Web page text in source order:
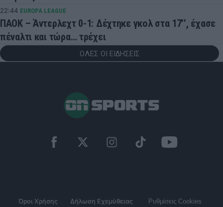
22:44 EUROPA LEAGUE
ΠΑΟΚ – Άντερλεχτ 0-1: Δέχτηκε γκολ στα 17’’, έχασε
πέναλτι και τώρα… τρέχει
ΟΛΕΣ ΟΙ ΕΙΔΗΣΕΙΣ
Όροι Χρήσης Δήλωση Εχεμύθειας Ρυθμίσεις Cookies